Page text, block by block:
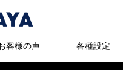
客様の声 各種設定